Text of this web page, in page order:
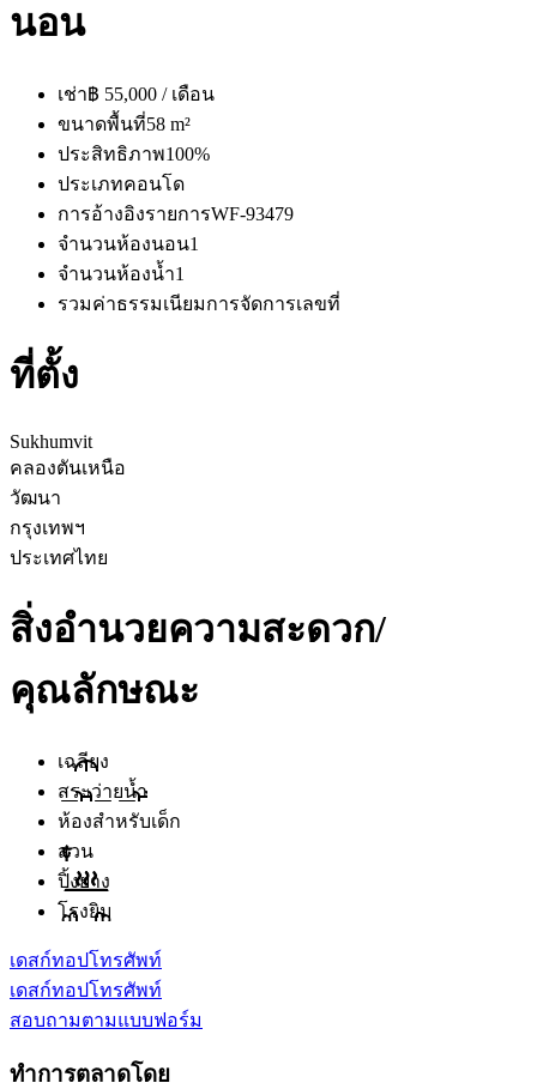
นอน
เช่า฿ 55,000 / เดือน
ขนาดพื้นที่58 m²
ประสิทธิภาพ100%
ประเภทคอนโด
การอ้างอิงรายการWF-93479
จำนวนห้องนอน1
จำนวนห้องน้ำ1
รวมค่าธรรมเนียมการจัดการเลขที่
ที่ตั้ง
Sukhumvit
คลองตันเหนือ
วัฒนา
กรุงเทพฯ
ประเทศไทย
สิ่งอำนวยความสะดวก/
คุณลักษณะ
เฉลียง
สระว่ายน้ำ
ห้องสำหรับเด็ก
สวน
ปิ้งย่าง
โรงยิม
เดสก์ทอปโทรศัพท์
เดสก์ทอปโทรศัพท์
สอบถามตามแบบฟอร์ม
ทำการตลาดโดย